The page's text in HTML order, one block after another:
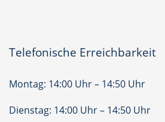
Telefonische Erreichbarkeit
Montag: 14:00 Uhr – 14:50 Uhr
Dienstag: 14:00 Uhr – 14:50 Uhr